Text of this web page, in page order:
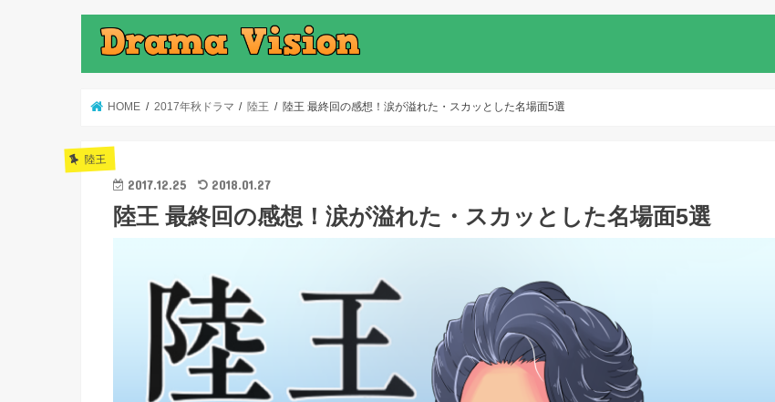
HOME 2017年秋ドラマ 陸王 陸王 最終回の感想！涙が溢れた・スカッとした名場面5選
陸王
2017.12.25 2018.01.27
陸王 最終回の感想！涙が溢れた・スカッとした名場面5選